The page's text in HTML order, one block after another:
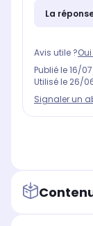
La
Avis utile ?Oui
Publié le16/
Utilisé le 26/
Signaler un